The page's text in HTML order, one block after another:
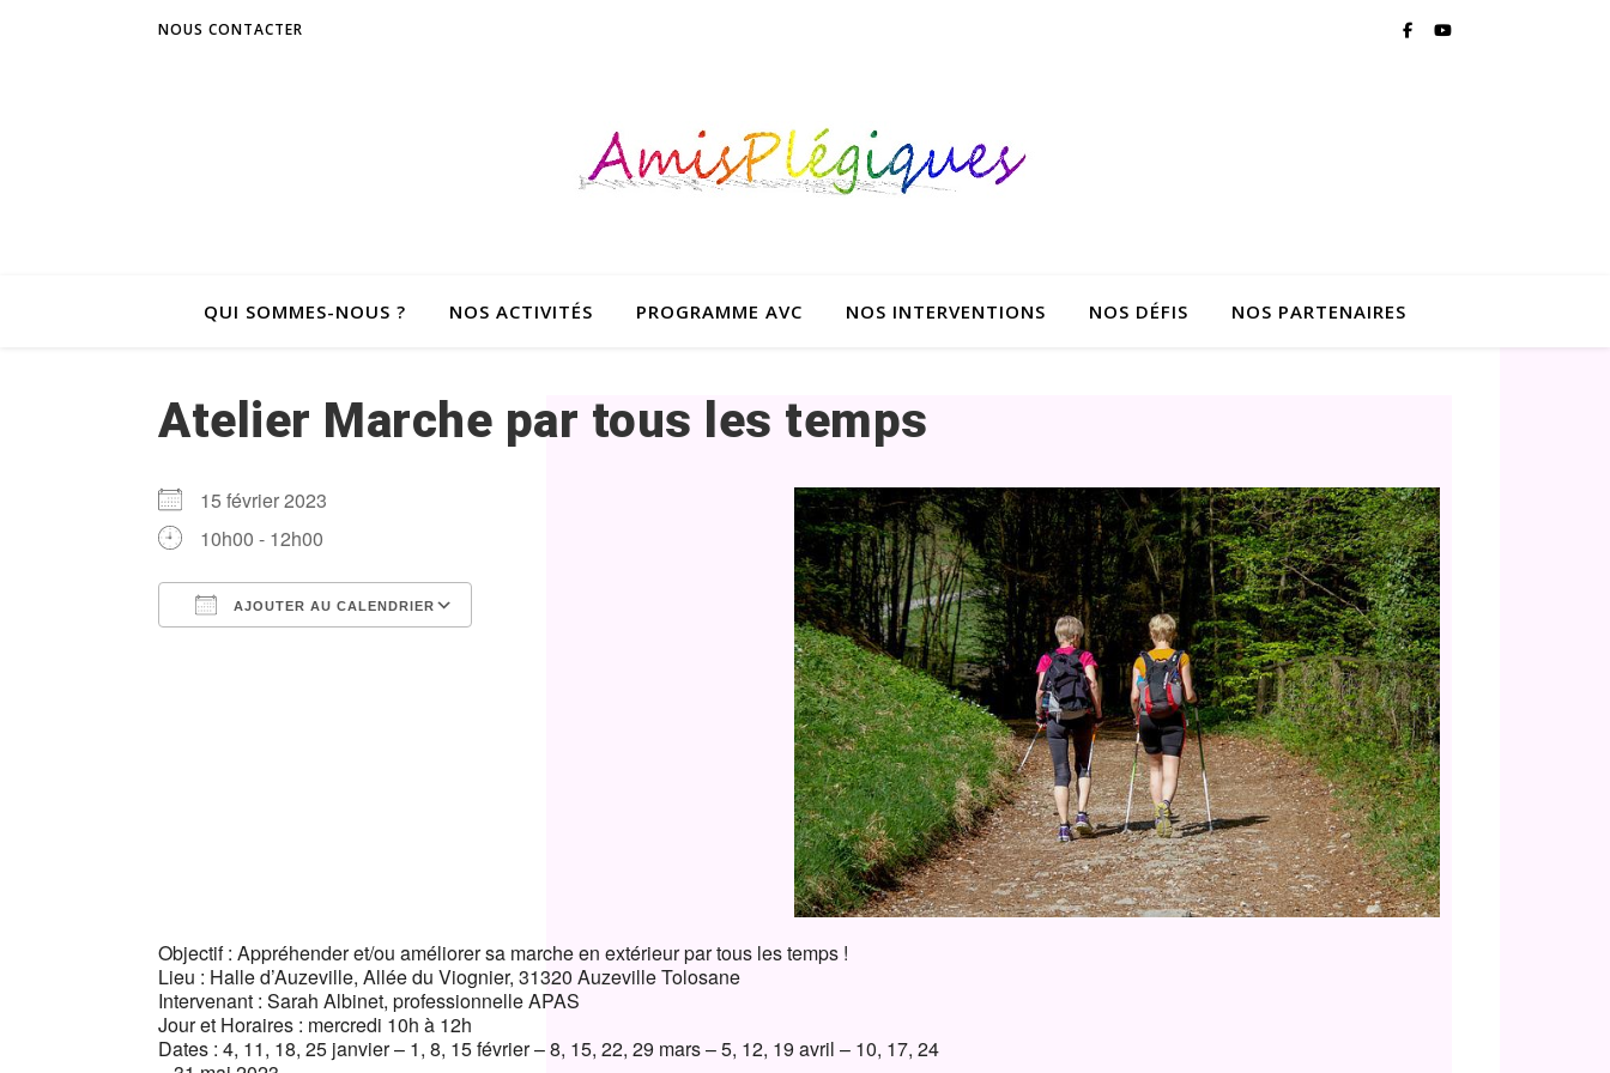
NOUS CONTACTER
QUI SOMMES-NOUS ? NOS ACTIVITÉS PROGRAMME AVC NOS INTERVENTIONS NOS DÉFIS NOS PARTENAIRES
Atelier Marche par tous les temps
15 février 2023
10h00 - 12h00
AJOUTER AU CALENDRIER
iCalendar Office 365 Outlook Live
Objectif : Appréhender et/ou améliorer sa marche en extérieur par tous les temps !
Lieu : Halle d’Auzeville, Allée du Viognier, 31320 Auzeville Tolosane
Intervenant : Sarah Albinet, professionnelle APAS
Jour et Horaires : mercredi 10h à 12h
Dates : 4, 11, 18, 25 janvier – 1, 8, 15 février – 8, 15, 22, 29 mars – 5, 12, 19 avril – 10, 17, 24